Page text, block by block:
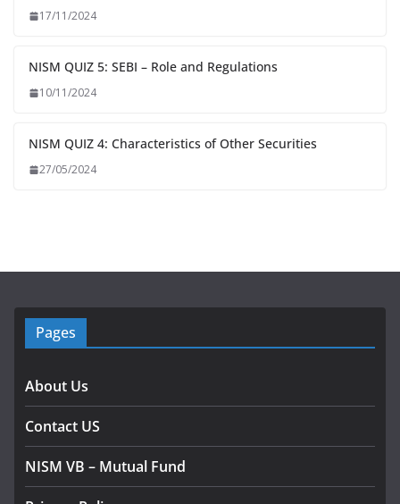
17/11/2024
NISM QUIZ 5: SEBI – Role and Regulations
10/11/2024
NISM QUIZ 4: Characteristics of Other Securities
27/05/2024
Pages
About Us
Contact US
NISM VB – Mutual Fund